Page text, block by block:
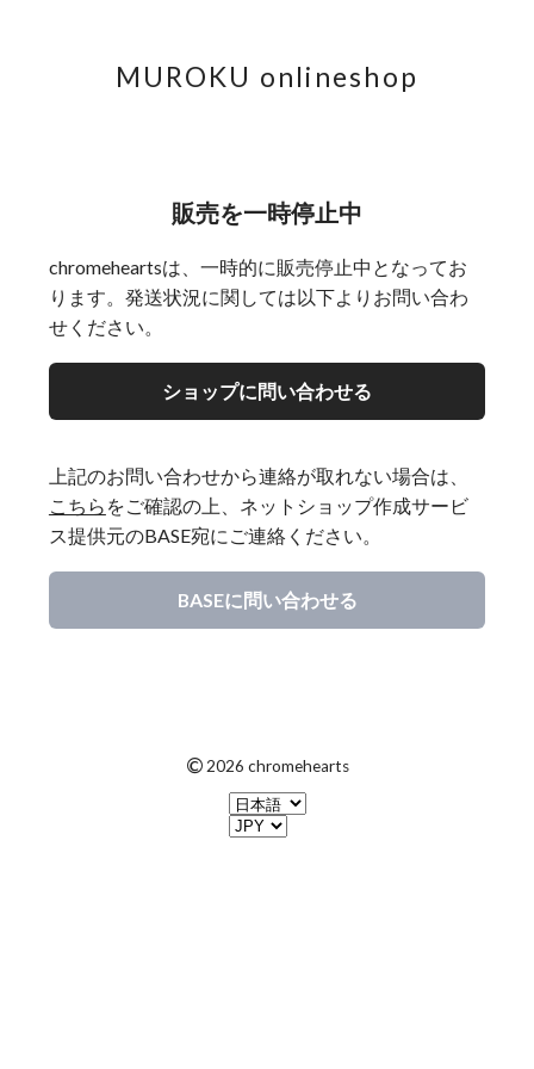
MUROKU onlineshop
販売を一時停止中
chromeheartsは、一時的に販売停止中となってお
ります。発送状況に関しては以下よりお問い合わ
せください。
ショップに問い合わせる
上記のお問い合わせから連絡が取れない場合は、
こちら をご確認の上、ネットショップ作成サービ
ス提供元のBASE宛にご連絡ください。
BASEに問い合わせる
© 2026 chromehearts